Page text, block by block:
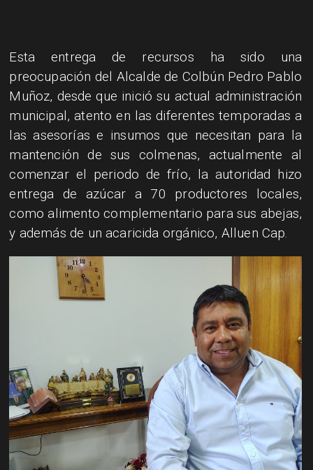
Esta entrega de recursos ha sido una
preocupación del Alcalde de Colbún Pedro Pablo
Muñoz, desde que inició su actual administración
municipal, atento en las diferentes temporadas a
las asesorías e insumos que necesitan para la
mantención de sus colmenas, actualmente al
comenzar el periodo de frío, la autoridad hizo
entrega de azúcar a 70 productores locales,
como alimento complementario para sus abejas,
y además de un acaricida orgánico, Alluen Cap.